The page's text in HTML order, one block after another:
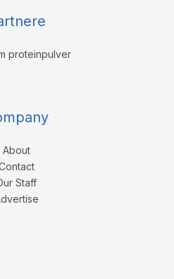
proteinpulver
About
Staff